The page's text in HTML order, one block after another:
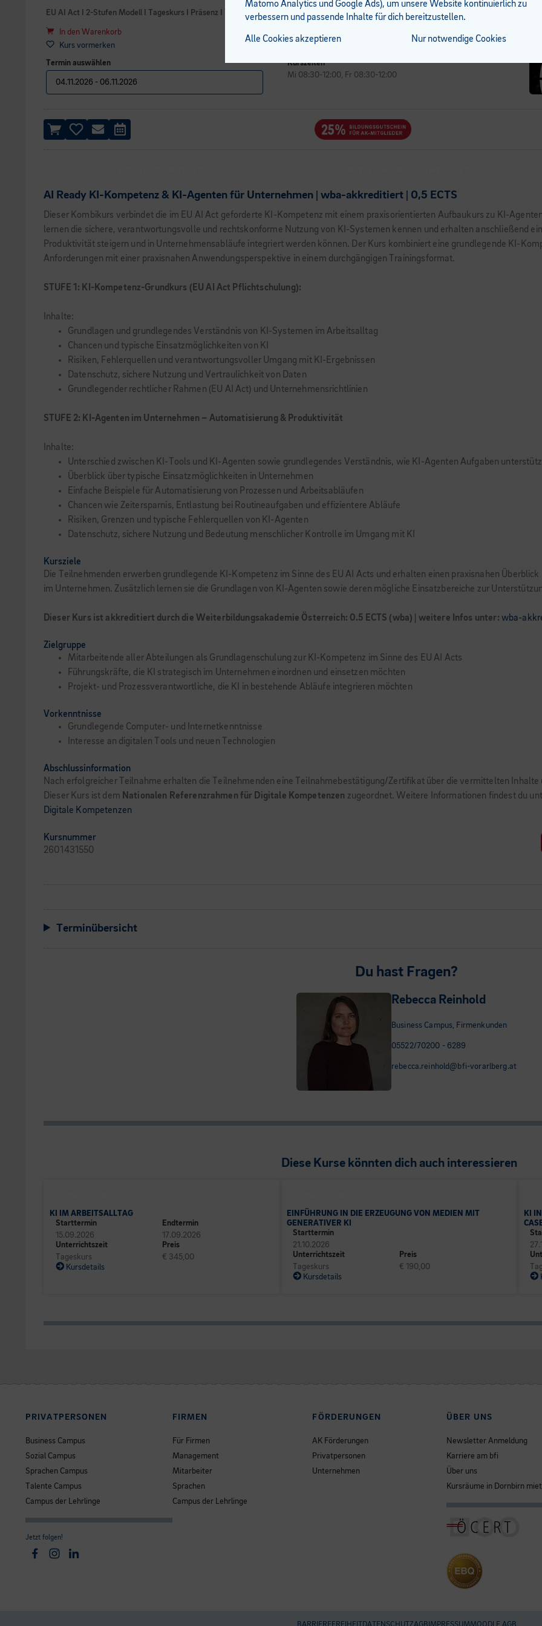
EU AI Act I 2-Stufen Modell I Tageskurs I Präsenz I 7 UE
In den Warenkorb
Kurs vormerken
BFI Feldkirch
Termin auswählen
Kurszeiten
Mi 08:30-12:00, Fr 08:30-12:00
AI Ready KI-Kompetenz & KI-Agenten für Unternehmen | wba-akkreditiert | 0,5 ECTS
Dieser Kombikurs verbindet die im EU AI Act geforderte KI-Kompetenz mit einem praxisorientierten Aufbaukurs zu KI-
lernen die sichere, verantwortungsvolle und rechtskonforme Nutzung von KI-Systemen kennen und erhalten anschließend
Produktivität steigern und in Unternehmensabläufe integriert werden können. Der Kurs kombiniert eine grundlegende KI-
Anforderungen mit einer praxisnahen Anwendungsperspektive in einem durchgängigen Trainingsformat.
STUFE 1: KI-Kompetenz-Grundkurs (EU AI Act Pflichtschulung):
Inhalte:
Grundlagen und grundlegendes Verständnis von KI-Systemen im Arbeitsalltag
Chancen und typische Einsatzmöglichkeiten von KI
Risiken, Fehlerquellen und verantwortungsvoller Umgang mit KI-Ergebnissen
Datenschutz, sichere Nutzung und Vertraulichkeit von Daten
Grundlegender rechtlicher Rahmen (EU AI Act) und Unternehmensrichtlinien
STUFE 2: KI-Agenten im Unternehmen – Automatisierung & Produktivität
Inhalte:
Unterschied zwischen KI-Tools und KI-Agenten sowie grundlegendes Verständnis, wie KI-Agenten Aufgaben
Überblick über typische Einsatzmöglichkeiten in Unternehmen
Einfache Beispiele für Automatisierung von Prozessen und Arbeitsabläufen
Chancen wie Zeitersparnis, Entlastung bei Routineaufgaben und effizientere Abläufe
Risiken, Grenzen und typische Fehlerquellen von KI-Agenten
Datenschutz, sichere Nutzung und Bedeutung menschlicher Kontrolle im Umgang mit KI
Kursziele
Die Teilnehmenden erwerben grundlegende KI-Kompetenz im Sinne des EU AI Acts und erhalten einen praxisnahen
im Unternehmen. Zusätzlich lernen sie die Grundlagen von KI-Agenten sowie deren mögliche Einsatzbereiche zur
Dieser Kurs ist akkreditiert durch die Weiterbildungsakademie Österreich: 0.5 ECTS (wba) | weitere Infos unter: wba-
Zielgruppe
Mitarbeitende aller Abteilungen als Grundlagenschulung zur KI-Kompetenz im Sinne des EU AI Acts
Führungskräfte, die KI strategisch im Unternehmen einordnen und einsetzen möchten
Projekt- und Prozessverantwortliche, die KI in bestehende Abläufe integrieren möchten
Vorkenntnisse
Grundlegende Computer- und Internetkenntnisse
Interesse an digitalen Tools und neuen Technologien
Abschlussinformation
Nach erfolgreicher Teilnahme erhalten die Teilnehmenden eine Teilnahmebestätigung/Zertifikat über die vermittelten
Dieser Kurs ist dem Nationalen Referenzrahmen für Digitale Kompetenzen zugeordnet. Weitere Informationen findest du
Digitale Kompetenzen
Kursnummer
2601431550
Terminübersicht
Du hast Fragen?
Rebecca Reinhold
Business Campus, Firmenkunden
05522/70200 - 6289
rebecca.reinhold@bfi-vorarlberg.at
Diese Kurse könnten dich auch interessieren
KI IM ARBEITSALLTAG
Starttermin
15.09.2026
Endtermin
17.09.2026
Unterrichtszeit
Tageskurs
Preis
€ 345,00
Kursdetails
EINFÜHRUNG IN DIE ERZEUGUNG VON MEDIEN MIT
GENERATIVER KI
Starttermin
21.10.2026
Unterrichtszeit
Tageskurs
Preis
€ 190,00
Kursdetails
KI
PRIVATPERSONEN
Business Campus
Sozial Campus
Sprachen Campus
Talente Campus
Campus der Lehrlinge
Jetzt folgen!
Facebook
Instagram
Linkedin
FIRMEN
Für Firmen
Management
Mitarbeiter
Sprachen
Campus der Lehrlinge
FÖRDERUNGEN
AK Förderungen
Privatpersonen
Unternehmen
ÜBER UNS
Newsletter Anmeldung
Karriere am bfi
Über uns
Kursräume in Dornbirn
BARRIEREFREIHEITDATENSCHUTZAGB IMPRESSUMMOODLE AGB
Matomo Analytics und Google Ads), um unsere Website kontinuierlich zu
verbessern und passende Inhalte für dich bereitzustellen.
Alle Cookies akzeptieren Nur notwendige Cookies